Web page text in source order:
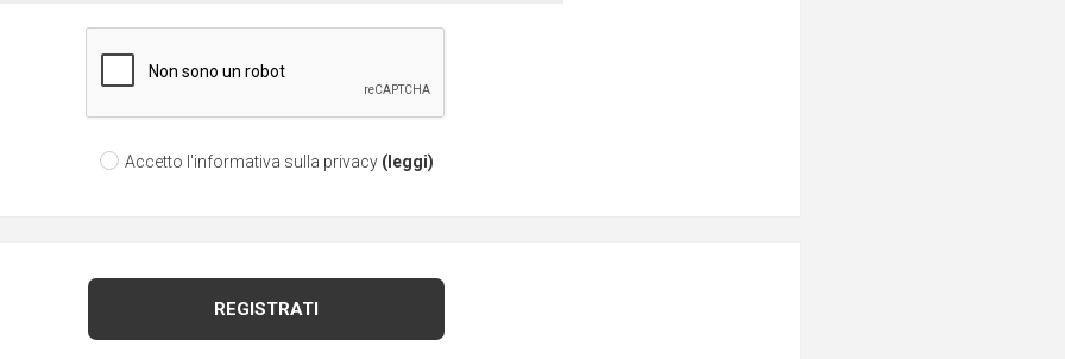
Accetto l'informativa sulla privacy (leggi)